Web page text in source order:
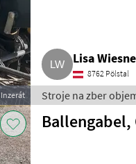
Inzerát
Lisa
8762 Pölstal
Stroje na zber